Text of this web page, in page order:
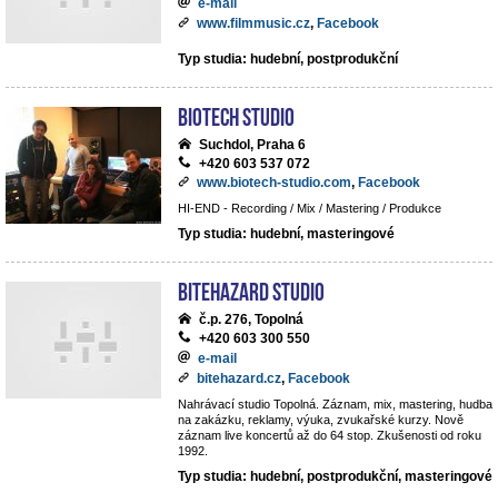
e-mail
www.filmmusic.cz, Facebook
Typ studia: hudební, postprodukční
BIOTECH STUDIO
Suchdol, Praha 6
+420 603 537 072
www.biotech-studio.com, Facebook
HI-END - Recording / Mix / Mastering / Produkce
Typ studia: hudební, masteringové
BiteHazard Studio
č.p. 276, Topolná
+420 603 300 550
e-mail
bitehazard.cz, Facebook
Nahrávací studio Topolná. Záznam, mix, mastering, hudba
na zakázku, reklamy, výuka, zvukařské kurzy. Nově
záznam live koncertů až do 64 stop. Zkušenosti od roku
1992.
Typ studia: hudební, postprodukční, masteringové